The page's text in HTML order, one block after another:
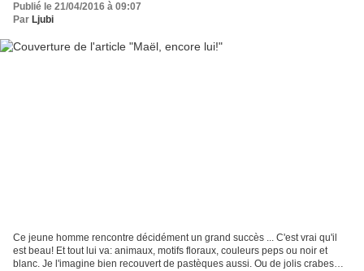
Publié le 21/04/2016 à 09:07
Par Ljubi
Ce jeune homme rencontre décidément un grand succès ... C'est vrai qu'il
est beau! Et tout lui va: animaux, motifs floraux, couleurs peps ou noir et
blanc. Je l'imagine bien recouvert de pastèques aussi. Ou de jolis crabes